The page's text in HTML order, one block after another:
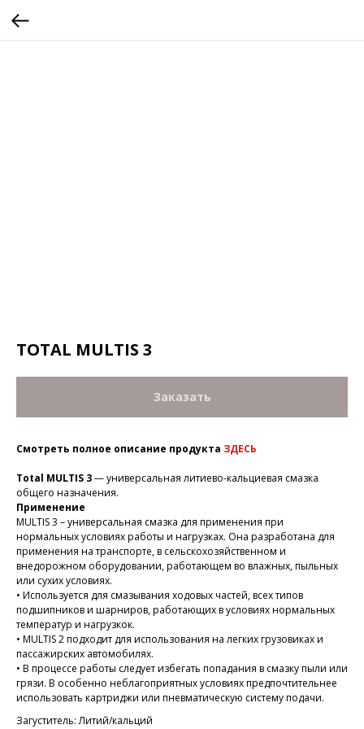
TOTAL MULTIS 3
Заказать
Смотреть полное описание продукта ЗДЕСЬ
Total MULTIS 3— универсальная литиево-кальциевая смазка
общего назначения.
Применение
MULTIS 3 – универсальная смазка для применения при
нормальных условиях работы и нагрузках. Она разработана для
применения на транспорте, в сельскохозяйственном и
внедорожном оборудовании, работающем во влажных, пыльных
или сухих условиях.
• Используется для смазывания ходовых частей, всех типов
подшипников и шарниров, работающих в условиях нормальных
температур и нагрузкок.
• MULTIS 2 подходит для использования на легких грузовиках и
пассажирских автомобилях.
• В процессе работы следует избегать попадания в смазку пыли или
грязи. В особенно неблагоприятных условиях предпочтительнее
использовать картриджи или пневматическую систему подачи.
Загуститель: Литий/кальций